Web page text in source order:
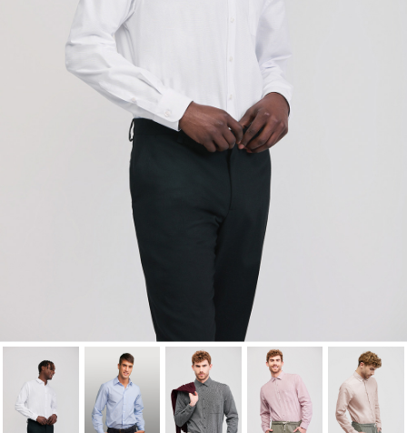
Cancelar Crear lista de Favoritos
Iniciar sesión